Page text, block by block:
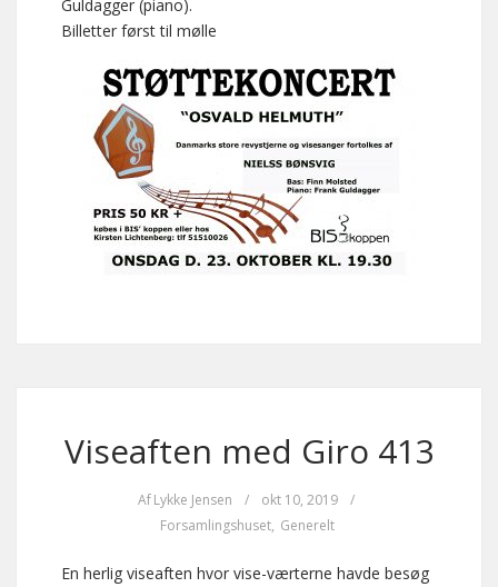
Guldagger (piano).
Billetter først til mølle
Viseaften med Giro 413
AfLykke Jensen / okt 10, 2019
/
Forsamlingshuset, Generelt
En herlig viseaften hvor vise-værterne havde besøg